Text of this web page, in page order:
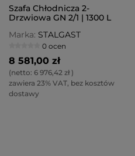
Szafa Chłodnicza 2-
Drzwiowa GN 2/1 | 1300 L
Marka: STALGAST
0 ocen
8 581,00 zł
(netto: 6 976,42 zł)
zawiera 23% VAT, bez kosztów
dostawy